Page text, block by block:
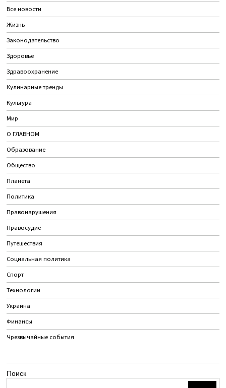
Все новости
Жизнь
Законодательство
Здоровье
Здравоохранение
Кулинарные тренды
Культура
Мир
О ГЛАВНОМ
Образование
Общество
Планета
Политика
Правонарушения
Правосудие
Путешествия
Социальная политика
Спорт
Технологии
Украина
Финансы
Чрезвычайные события
Поиск